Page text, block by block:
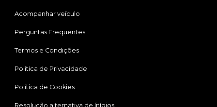
Acompanhar veículo
Perguntas Frequentes
Termos e Condições
Política de Privacidade
Política de Cookies
Resolução alternativa de litígios